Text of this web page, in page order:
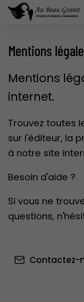
Mentions
Mentions
internet.
Trouvez toutes
sur l'éditeur, la
à notre site
Besoin d'aide ?
Si vous ne
questions,
Contactez-